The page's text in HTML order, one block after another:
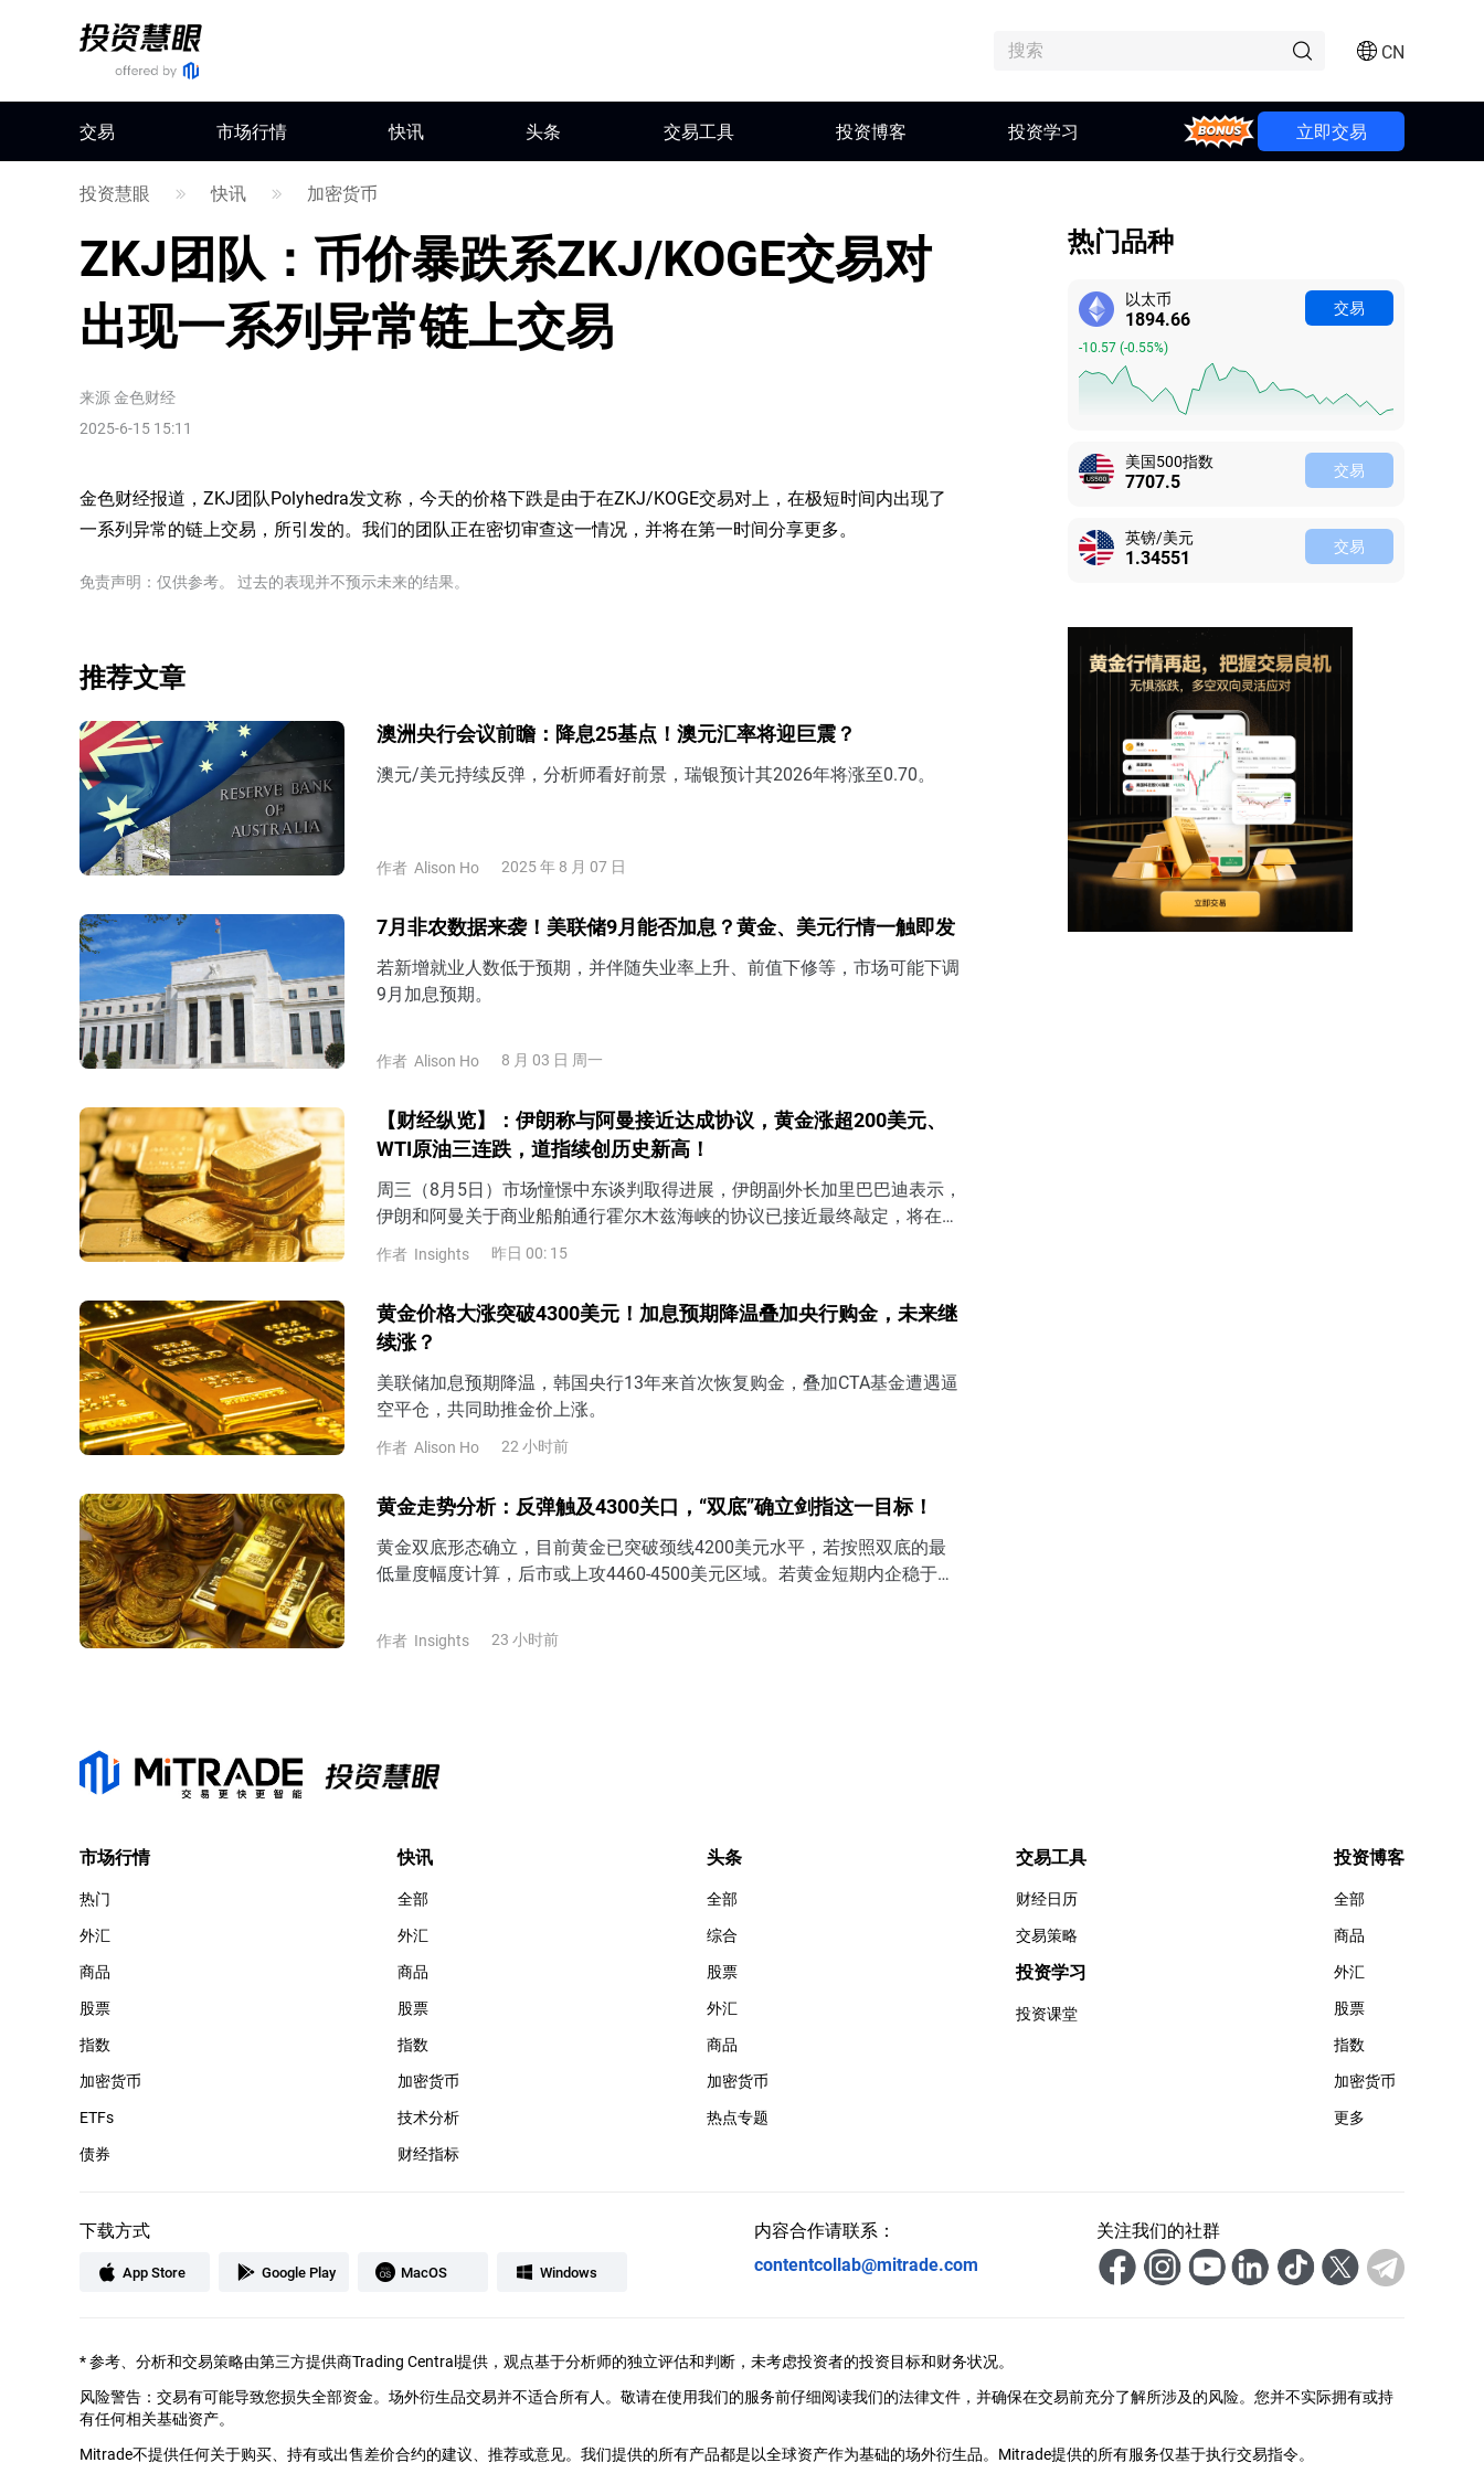
CN
交易 市场行情 快讯 头条 交易工具 投资博客 投资学习 Bonus 立即交易
投资慧眼 快讯 加密货币
ZKJ团队：币价暴跌系ZKJ/KOGE交易对
出现一系列异常链上交易
来源金色财经
2025-6-15 15:11
金色财经报道，ZKJ团队Polyhedra发文称，今天的价格下跌是由于在ZKJ/KOGE交易对上，在极短时间内出现了
一系列异常的链上交易，所引发的。我们的团队正在密切审查这一情况，并将在第一时间分享更多。
免责声明：仅供参考。 过去的表现并不预示未来的结果。
推荐文章
澳洲央行会议前瞻：降息25基点！澳元汇率将迎巨震？
澳元/美元持续反弹，分析师看好前景，瑞银预计其2026年将涨至0.70。
作者 Alison Ho 2025 年 8 月 07 日
7月非农数据来袭！美联储9月能否加息？黄金、美元行情一触即发
若新增就业人数低于预期，并伴随失业率上升、前值下修等，市场可能下调
9月加息预期。
作者 Alison Ho 8 月 03 日 周一
【财经纵览】：伊朗称与阿曼接近达成协议，黄金涨超200美元、
WTI原油三连跌，道指续创历史新高！
周三（8月5日）市场憧憬中东谈判取得进展，伊朗副外长加里巴巴迪表示，
伊朗和阿曼关于商业船舶通行霍尔木兹海峡的协议已接近最终敲定，将在霍
尔木兹海峡建立一种不同于过去60年的新通行模式。WTI原油进一步下探至
74.2美元，续创逾三周新低。黄金飙升逾4%，一举突破4200美元至日内高
11%，最终回吐全部涨幅，收跌超4%。
作者 Insights 昨日 00: 15
黄金价格大涨突破4300美元！加息预期降温叠加央行购金，未来继
续涨？
美联储加息预期降温，韩国央行13年来首次恢复购金，叠加CTA基金遭遇逼
空平仓，共同助推金价上涨。
作者 Alison Ho 22 小时前
黄金走势分析：反弹触及4300关口，“双底”确立剑指这一目标！
黄金双底形态确立，目前黄金已突破颈线4200美元水平，若按照双底的最
低量度幅度计算，后市或上攻4460-4500美元区域。若黄金短期内企稳于
作者 Insights 23 小时前
热门品种
以太币
1894.62
-10.61(-0.56%)
交易
美国500指数
7707.5 交易
英镑/美元
1.34549 交易
市场行情
热门
外汇
商品
股票
指数
加密货币
ETFs
债券
快讯
全部
外汇
商品
股票
指数
加密货币
技术分析
财经指标
头条
全部
综合
股票
外汇
商品
加密货币
热点专题
交易工具
财经日历
交易策略
投资学习
投资课堂
投资博客
全部
商品
外汇
股票
指数
加密货币
更多
下载方式
App Store Google Play MacOS Windows
内容合作请联系：
contentcollab@mitrade.com
关注我们的社群
*参考、分析和交易策略由第三方提供商Trading Central提供，观点基于分析师的独立评估和判断，未考虑投资者的投资目标和财务状况。
风险警告：交易有可能导致您损失全部资金。场外衍生品交易并不适合所有人。敬请在使用我们的服务前仔细阅读我们的法律文件，并确保在交易前充分了解所涉及的风险。您并不实际拥有或持
有任何相关基础资产。
Mitrade不提供任何关于购买、持有或出售差价合约的建议、推荐或意见。我们提供的所有产品都是以全球资产作为基础的场外衍生品。Mitrade提供的所有服务仅基于执行交易指令。